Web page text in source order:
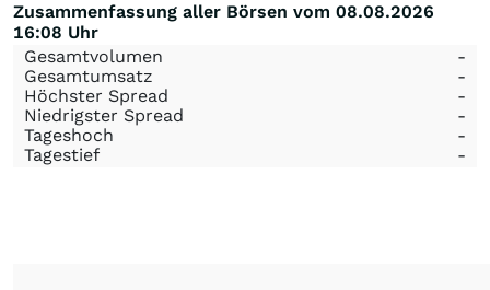
Zusammenfassung aller Börsen vom 08.08.2026
16:08 Uhr
Gesamtvolumen
-
Gesamtumsatz
-
Höchster Spread
-
Niedrigster Spread
-
Tageshoch
-
Tagestief
-